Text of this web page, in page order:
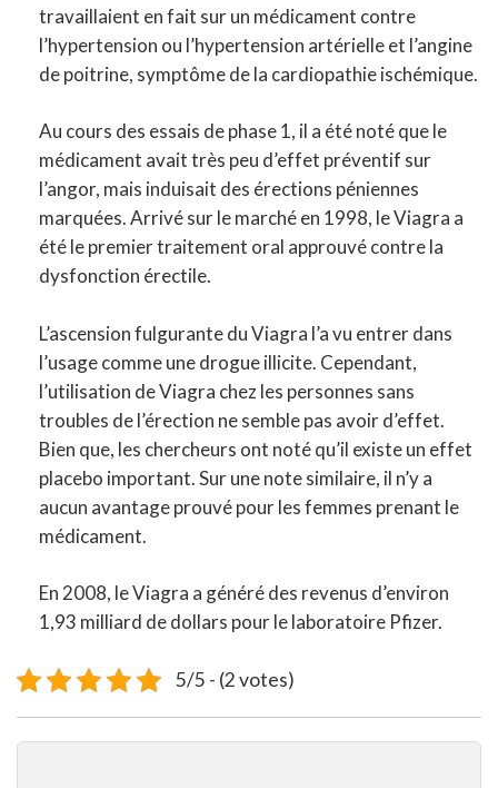
travaillaient en fait sur un médicament contre
l’hypertension ou l’hypertension artérielle et l’angine
de poitrine, symptôme de la cardiopathie ischémique.
Au cours des essais de phase 1, il a été noté que le
médicament avait très peu d’effet préventif sur
l’angor, mais induisait des érections péniennes
marquées. Arrivé sur le marché en 1998, le Viagra a
été le premier traitement oral approuvé contre la
dysfonction érectile.
L’ascension fulgurante du Viagra l’a vu entrer dans
l’usage comme une drogue illicite. Cependant,
l’utilisation de Viagra chez les personnes sans
troubles de l’érection ne semble pas avoir d’effet.
Bien que, les chercheurs ont noté qu’il existe un effet
placebo important. Sur une note similaire, il n’y a
aucun avantage prouvé pour les femmes prenant le
médicament.
En 2008, le Viagra a généré des revenus d’environ
1,93 milliard de dollars pour le laboratoire Pfizer.
5/5 - (2 votes)